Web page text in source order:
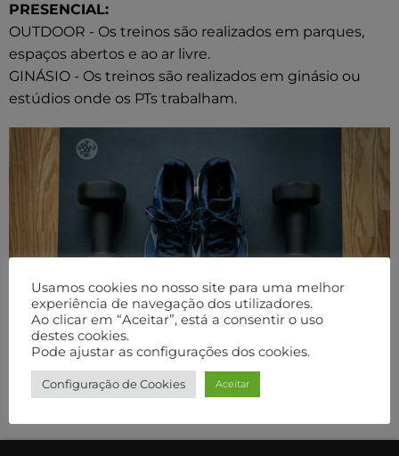
PRESENCIAL:
OUTDOOR - Os treinos são realizados em parques,
espaços abertos e ao ar livre.
GINÁSIO - Os treinos são realizados em ginásio ou
estúdios onde os PTs trabalham.
Usamos cookies no nosso site para uma melhor
experiência de navegação dos utilizadores.
Ao clicar em “Aceitar”, está a consentir o uso
destes cookies.
Pode ajustar as configurações dos cookies.
Configuração de Cookies Aceitar